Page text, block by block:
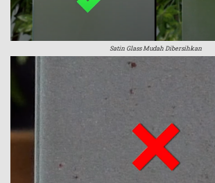
Satin Glass Mudah Dibersihkan